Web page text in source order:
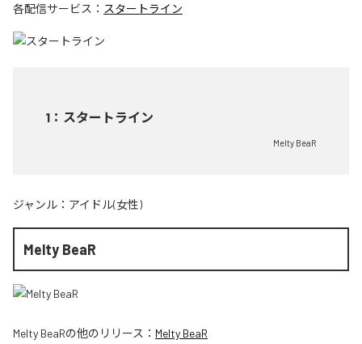
各配信サービス： スタートライン
1 ： スタートライン
Melty BeaR
ジャンル： アイドル(女性)
Melty BeaR
Melty BeaRの他のリリース： Melty BeaR